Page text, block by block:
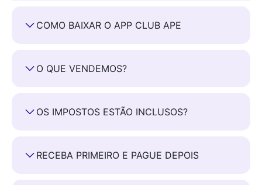
COMO BAIXAR O APP CLUB APE
O QUE VENDEMOS?
OS IMPOSTOS ESTÃO INCLUSOS?
RECEBA PRIMEIRO E PAGUE DEPOIS